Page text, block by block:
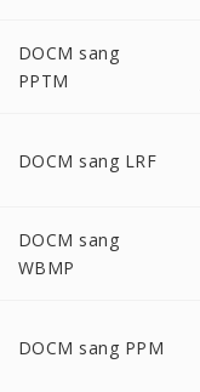
DOCM sang
PPTM
DOCM sang LRF
DOCM sang
WBMP
DOCM sang PPM